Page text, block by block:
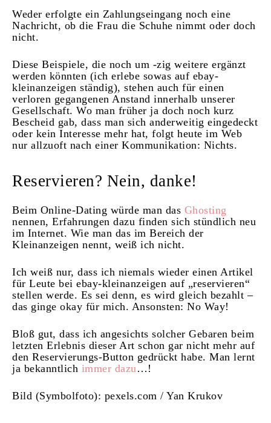
Weder erfolgte ein Zahlungseingang noch eine
Nachricht, ob die Frau die Schuhe nimmt oder doch
nicht.
Diese Beispiele, die noch um -zig weitere ergänzt
werden könnten (ich erlebe sowas auf ebay-
kleinanzeigen ständig), stehen auch für einen
verloren gegangenen Anstand innerhalb unserer
Gesellschaft. Wo man früher ja doch noch kurz
Bescheid gab, dass man sich anderweitig eingedeckt
oder kein Interesse mehr hat, folgt heute im Web
nur allzuoft nach einer Kommunikation: Nichts.
Reservieren? Nein, danke!
Beim Online-Dating würde man das Ghosting
nennen, Erfahrungen dazu finden sich stündlich neu
im Internet. Wie man das im Bereich der
Kleinanzeigen nennt, weiß ich nicht.
Ich weiß nur, dass ich niemals wieder einen Artikel
für Leute bei ebay-kleinanzeigen auf „reservieren“
stellen werde. Es sei denn, es wird gleich bezahlt –
das ginge okay für mich. Ansonsten: No Way!
Bloß gut, dass ich angesichts solcher Gebaren beim
letzten Erlebnis dieser Art schon gar nicht mehr auf
den Reservierungs-Button gedrückt habe. Man lernt
ja bekanntlich immer dazu…!
Bild (Symbolfoto): pexels.com / Yan Krukov